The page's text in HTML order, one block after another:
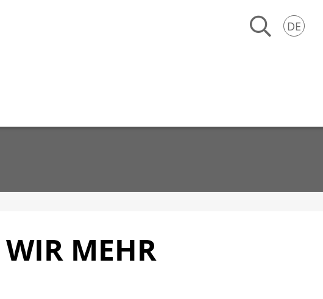
DE
MEHR